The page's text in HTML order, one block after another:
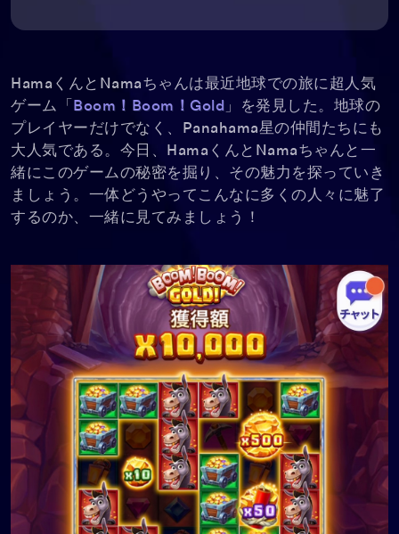
HamaくんとNamaちゃんは最近地球での旅に超人気
ゲーム「 Boom！Boom！Gold 」を発見した。地球の
プレイヤーだけでなく、Panahama星の仲間たちにも
大人気である。今日、HamaくんとNamaちゃんと一
緒にこのゲームの秘密を掘り、その魅力を探っていき
ましょう。一体どうやってこんなに多くの人々に魅了
するのか、一緒に見てみましょう！